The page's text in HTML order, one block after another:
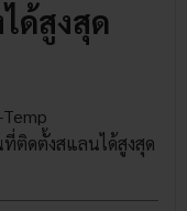
ด้สูงสุด
ติดตั้งสแลนได้สูงสุด